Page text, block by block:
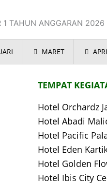
1 TAHUN ANGGARAN 2026
MARET
TEMPAT
Hotel Orchardz
Hotel Abadi
Hotel Pacific
Hotel Eden
Hotel Golden
Hotel Ibis City